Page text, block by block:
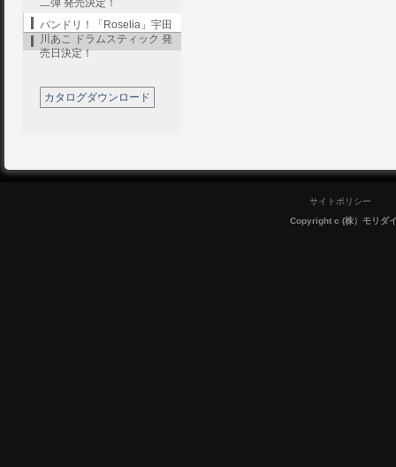
二弾 発売決定！
バンドリ！「Roselia」宇田
川あこ ドラムスティック 発
売日決定！
カタログダウンロード
サイトポリシー
Copyright c (株）モリダ